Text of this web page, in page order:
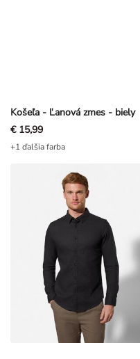
Košeľa - Ľanová zmes - biely
€ 15,99
+1 ďalšia farba